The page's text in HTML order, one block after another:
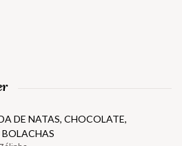
DE NATAS, CHOCOLATE,
BOLACHAS